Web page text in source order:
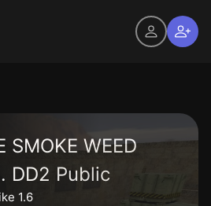
SMOKE WEED
DD2 Public
1.6